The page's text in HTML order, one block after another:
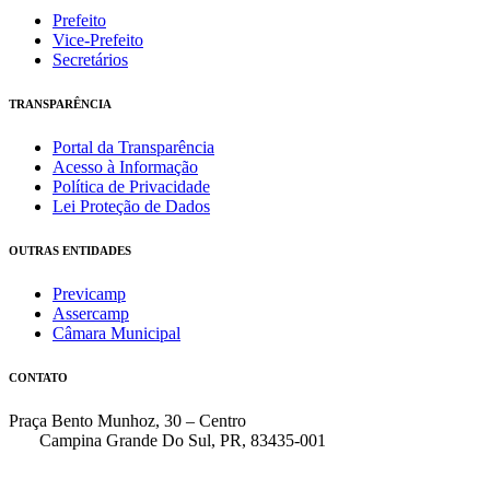
Prefeito
Vice-Prefeito
Secretários
TRANSPARÊNCIA
Portal da Transparência
Acesso à Informação
Política de Privacidade
Lei Proteção de Dados
OUTRAS ENTIDADES
Previcamp
Assercamp
Câmara Municipal
CONTATO
Praça Bento Munhoz, 30 – Centro
Campina Grande Do Sul, PR, 83435-001